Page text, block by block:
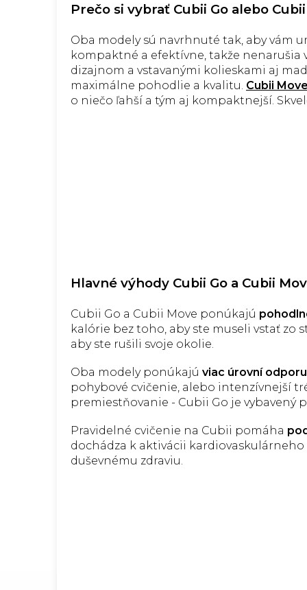
Prečo si vybrať Cubii Go alebo
Oba modely sú navrhnuté tak, aby vám
kompaktné a efektívne, takže
dizajnom a vstavanými kolieskami aj
maximálne pohodlie a kvalitu. Cubii Move
o niečo ľahší a tým aj kompaktnejší.
Hlavné výhody Cubii Go a Cubii
Cubii Go a Cubii Move ponúkajú
kalórie bez toho, aby ste museli vstať zo
aby ste rušili svoje okolie.
Oba modely ponúkajú viac úrovní odporu
pohybové cvičenie, alebo intenzívnejší
premiestňovanie - Cubii Go je vybavený
Pravidelné cvičenie na Cubii pomáha
dochádza k aktivácii
duševnému zdraviu.